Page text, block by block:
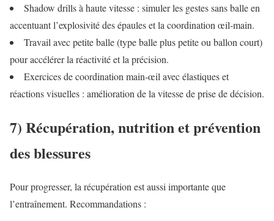
Shadow drills à haute vitesse : simuler les gestes sans balle en
accentuant l’explosivité des épaules et la coordination œil‑main.
Travail avec petite balle (type balle plus petite ou ballon court)
pour accélérer la réactivité et la précision.
Exercices de coordination main‑œil avec élastiques et
réactions visuelles : amélioration de la vitesse de prise de décision.
7) Récupération, nutrition et prévention
des blessures
Pour progresser, la récupération est aussi importante que
l’entraînement. Recommandations :